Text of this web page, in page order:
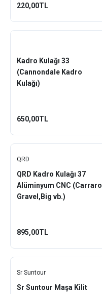
220,00TL
Kadro Kulağı 33
(Cannondale Kadro
Kulağı)
650,00TL
QRD
QRD Kadro Kulağı 37
Alüminyum CNC (Carraro
Gravel,Big vb.)
895,00TL
Sr Suntour
Sr Suntour Maşa Kilit